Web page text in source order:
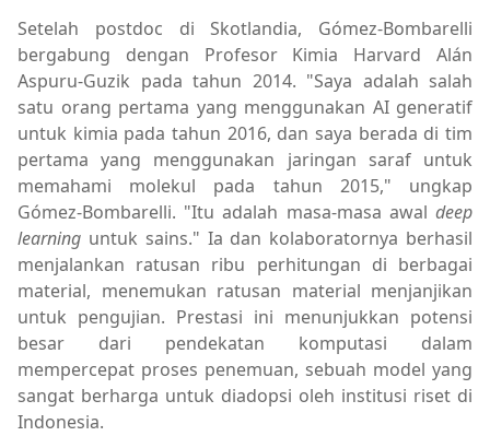
Setelah postdoc di Skotlandia, Gómez-Bombarelli
bergabung dengan Profesor Kimia Harvard Alán
Aspuru-Guzik pada tahun 2014. "Saya adalah salah
satu orang pertama yang menggunakan AI generatif
untuk kimia pada tahun 2016, dan saya berada di tim
pertama yang menggunakan jaringan saraf untuk
memahami molekul pada tahun 2015," ungkap
Gómez-Bombarelli. "Itu adalah masa-masa awal deep
learning untuk sains." Ia dan kolaboratornya berhasil
menjalankan ratusan ribu perhitungan di berbagai
material, menemukan ratusan material menjanjikan
untuk pengujian. Prestasi ini menunjukkan potensi
besar dari pendekatan komputasi dalam
mempercepat proses penemuan, sebuah model yang
sangat berharga untuk diadopsi oleh institusi riset di
Indonesia.